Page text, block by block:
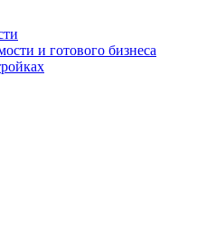
и готового бизнеса